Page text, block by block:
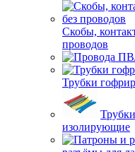
Скобы,
проводов
Трубки
изолирующие